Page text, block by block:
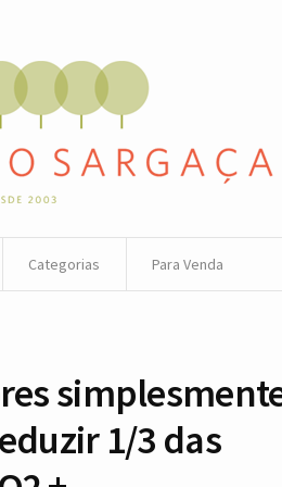
Categorias Para Venda
1/3 das